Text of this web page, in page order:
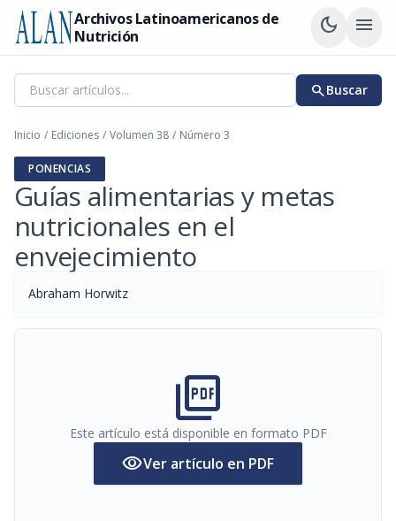
Archivos Latinoamericanos de
Nutrición
dark_mode menu
searchBuscar
Inicio / Ediciones / Volumen 38 / Número 3
PONENCIAS
Guías alimentarias y metas
nutricionales en el
envejecimiento
Abraham Horwitz
picture_as_pdf
Este artículo está disponible en formato PDF
visibilityVer artículo en PDF